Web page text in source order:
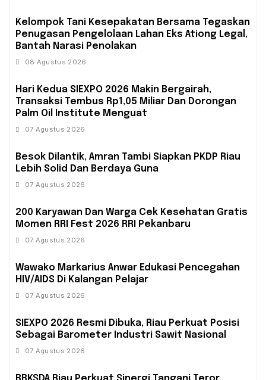
‎Kelompok Tani Kesepakatan Bersama Tegaskan
Penugasan Pengelolaan Lahan Eks Ationg Legal,
Bantah Narasi Penolakan
08 Agustus 2026
Hari Kedua SIEXPO 2026 Makin Bergairah,
Transaksi Tembus Rp1,05 Miliar Dan Dorongan
Palm Oil Institute Menguat
07 Agustus 2026
Besok Dilantik, Amran Tambi Siapkan PKDP Riau
Lebih Solid Dan Berdaya Guna
07 Agustus 2026
‎200 Karyawan Dan Warga Cek Kesehatan Gratis
Momen RRI Fest 2026 RRI Pekanbaru
07 Agustus 2026
‎Wawako Markarius Anwar Edukasi Pencegahan
HIV/AIDS Di Kalangan Pelajar
07 Agustus 2026
SIEXPO 2026 Resmi Dibuka, Riau Perkuat Posisi
Sebagai Barometer Industri Sawit Nasional
07 Agustus 2026